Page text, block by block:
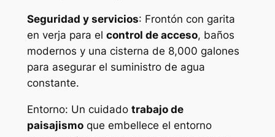
Seguridad y servicios: Frontón con garita
en verja para el control de acceso, baños
modernos y una cisterna de 8,000 galones
para asegurar el suministro de agua
constante.
Entorno: Un cuidado trabajo de
paisajismoque embellece el entorno